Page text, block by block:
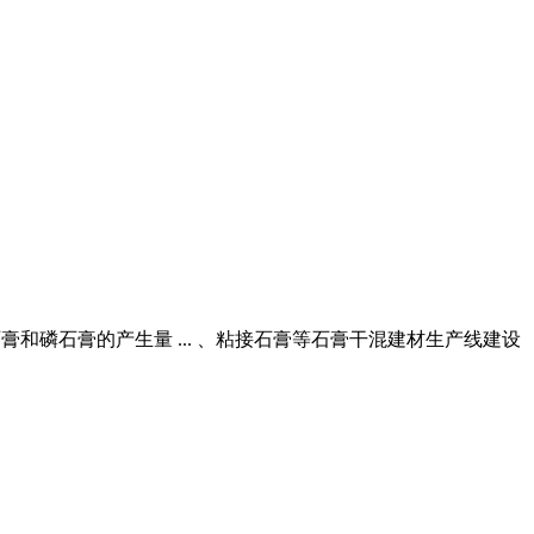
和磷石膏的产生量 ... 、粘接石膏等石膏干混建材生产线建设